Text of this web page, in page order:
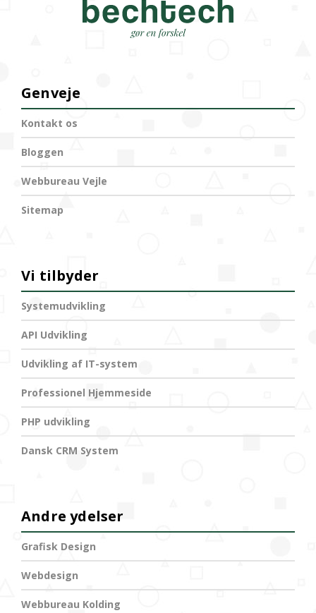
Genveje
Kontakt os
Bloggen
Webbureau Vejle
Sitemap
Vi tilbyder
Systemudvikling
API Udvikling
Udvikling af IT-system
Professionel Hjemmeside
PHP udvikling
Dansk CRM System
Andre ydelser
Grafisk Design
Webdesign
Webbureau Kolding